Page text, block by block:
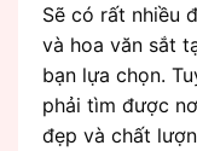
Sẽ có rất nhiều
và hoa văn sắt
bạn lựa chọn.
phải tìm được
đẹp và chất